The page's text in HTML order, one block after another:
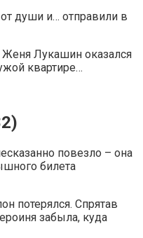
души и… отправили в
Лукашин оказался
квартире…
повезло – она
билета
потерялся. Спрятав
забыла, куда